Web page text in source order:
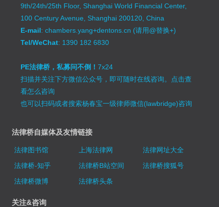
9th/24th/25th Floor, Shanghai World Financial Center,
100 Century Avenue, Shanghai 200120, China
E-mail: chambers.yang+dentons.cn (请用@替换+)
Tel/WeChat: 1390 182 6830
PE法律桥，私募问不倒！7x24
扫描并关注下方微信公众号，即可随时在线咨询。 点击查
看怎么咨询
也可以扫码或者搜索杨春宝一级律师微信(lawbridge)咨询
法律桥自媒体及友情链接
法律图书馆 上海法律网
法律网址大全
法律桥-知乎
法律桥B站空间
法律桥搜狐号
法律桥微博
法律桥头条
关注&咨询